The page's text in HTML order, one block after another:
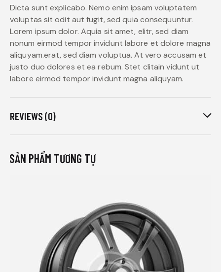
Dicta sunt explicabo. Nemo enim ipsam voluptatem
voluptas sit odit aut fugit, sed quia consequuntur.
Lorem ipsum dolor. Aquia sit amet, elitr, sed diam
nonum eirmod tempor invidunt labore et dolore magna
aliquyam.erat, sed diam voluptua. At vero accusam et
justo duo dolores et ea rebum. Stet clitain vidunt ut
labore eirmod tempor invidunt magna aliquyam.
REVIEWS (0)
SẢN PHẨM TƯƠNG TỰ